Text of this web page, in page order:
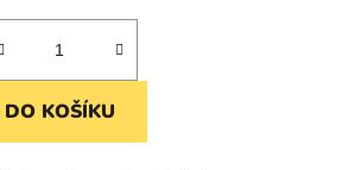
DO KOŠÍKU